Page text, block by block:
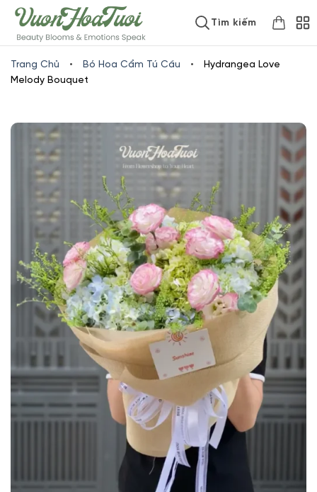
www.vuonhoatuoi.vnSkip
to
content
Tìm kiếm
Trang Chủ • Bó Hoa Cẩm Tú Cầu •
Hydrangea Love
Melody Bouquet